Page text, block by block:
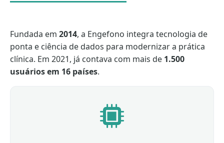
Fundada em 2014, a Engefono integra tecnologia de
ponta e ciência de dados para modernizar a prática
clínica. Em 2021, já contava com mais de 1.500
usuários em 16 países.